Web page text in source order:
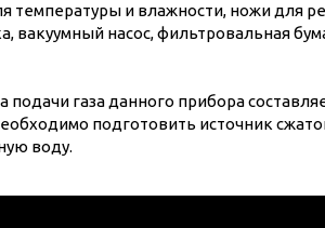
температуры и влажности, ножи для
вакуумный насос, фильтровальная
подачи газа данного прибора
подготовить источник
воду.